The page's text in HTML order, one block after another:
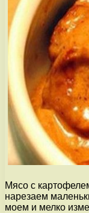
Мясо с
нарезаем
моем и мелко